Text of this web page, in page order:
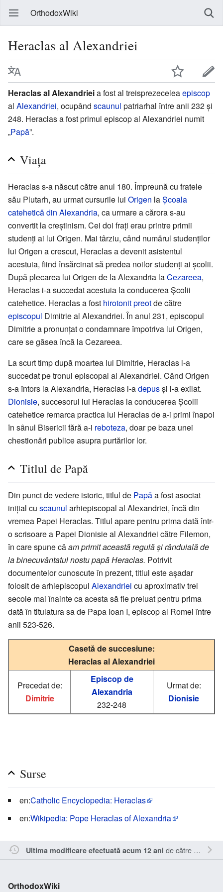
OrthodoxWiki
Heraclas al Alexandriei
Heraclas al Alexandrieia fost al treisprezeceleaepiscop
al Alexandriei, ocupând scaunul patriarhal între anii 232 și
248. Heraclas a fost primul episcop al Alexandriei numit
„Papă”.
Viața
Heraclas s-a născut către anul 180. Împreună cu fratele
său Plutarh, au urmat cursurile lui Origen laŞcoala
catehetică din Alexandria, ca urmare a cărora s-au
convertit la creștinism. Cei doi frați erau printre primii
studenți ai lui Origen. Mai târziu, când numărul studenților
lui Origen a crescut, Heraclas a devenit asistentul
acestuia, fiind însărcinat să predea noilor studenți ai școlii.
După plecarea lui Origen de la Alexandria laCezareea,
Heraclas i-a succedat acestuia la conducerea Școlii
catehetice. Heraclas a fost hirotonitpreotde către
episcopul Dimitrie al Alexandriei. În anul 231, episcopul
Dimitrie a pronunțat o condamnare împotriva lui Origen,
care se găsea încă la Cezareea.
La scurt timp după moartea lui Dimitrie, Heraclas i-a
succedat pe tronul episcopal al Alexandriei. Când Origen
s-a întors la Alexandria, Heraclas l-adepusși l-a exilat.
Dionisie, succesorul lui Heraclas la conducerea Școlii
catehetice remarca practica lui Heraclas de a-i primi înapoi
în sânul Bisericii fără a-i reboteza, doar pe baza unei
chestionări publice asupra purtărilor lor.
Titlul de Papă
Din punct de vedere istoric, titlul de Papăa fost asociat
inițial cu scaunul arhiepiscopal al Alexandriei, încă din
vremea Papei Heraclas. Titlul apare pentru prima dată într-
o scrisoare a Papei Dionisie al Alexandriei către Filemon,
în care spune căam primit această regulă și rânduială de
la binecuvântatul nostu papă Heraclas. Potrivit
documentelor cunoscute în prezent, titlul este așadar
folosit de arhiepiscopul Alexandriei cu aproximativ trei
secole mai înainte ca acesta să fie preluat pentru prima
dată în titulatura sa de Papa Ioan I, episcop al Romei între
anii 523-526.
Casetă de succesiune:
Heraclas al Alexandriei
Precedat de:
Dimitrie
Episcop de
Alexandria
232-248
Urmat de:
Dionisie
Surse
en:Catholic Encyclopedia: Heraclas
en:Wikipedia: Pope Heraclas of Alexandria
Ultima modificare efectuată acum 12 ani de către
OrthodoxWiki